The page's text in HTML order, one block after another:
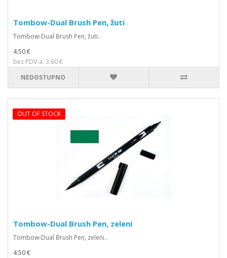
Tombow-Dual Brush Pen, žuti
Tombow-Dual Brush Pen, žuti..
4.50 €
bez PDV-a: 3.60 €
NEDOSTUPNO
OUT OF STOCK
Tombow-Dual Brush Pen, zeleni
Tombow-Dual Brush Pen, zeleni..
4.50 €